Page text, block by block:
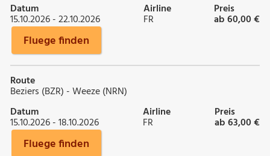
Datum
15.10.2026 - 22.10.2026
Airline
FR
Preis
ab 60,00 €
Fluege finden
Route
Beziers (BZR) - Weeze (NRN)
Datum
15.10.2026 - 18.10.2026
Airline
FR
Preis
ab 63,00 €
Fluege finden